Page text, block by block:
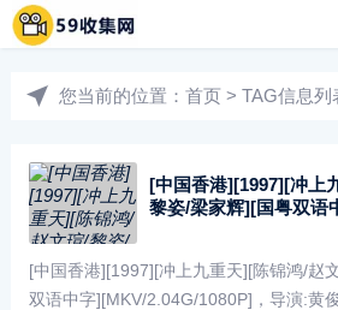
您当前的位置： 首页 > TAG信息列
[中国香港][1997][冲上
黎姿/梁家辉][国粤双语
[中国香港][1997][冲上九重天][陈锦鸿/赵
双语中字][MKV/2.04G/1080P]，导演:黄